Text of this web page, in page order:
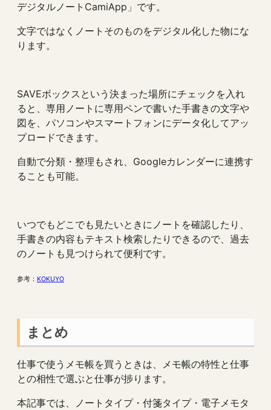
デジタルノートCamiApp」です。
文字ではなくノートそのものをデジタル化した物にな
ります。
SAVEボックスという決まった場所にチェックを入れ
ると、専用ノートに専用ペンで書いた手書きの文字や
図を、パソコンやスマートフォンにデータ化してアッ
プロードできます。
自動で分類・整理もされ、Googleカレンダーに連携す
ることも可能。
いつでもどこでも見たいときにノートを確認したり、
手書きの内容もテキスト検索したりできるので、過去
のノートも見つけられて便利です。
参考： KOKUYO
まとめ
仕事で使うメモ帳を買うときは、メモ帳の特性と仕事
との相性で選ぶと仕事が捗ります。
本記事では、ノートタイプ・付箋タイプ・電子メモタ